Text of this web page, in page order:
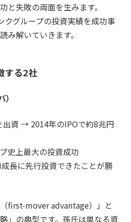
と失敗の両面を生みます。
クグループの投資実績を成功事
み解いていきます。
する2社
出資 → 2014年のIPOで約8兆円
史上最大の投資成功
成長に先行投資できたことが勝
first-mover advantage）」と
」の典型です。孫氏は単なる資